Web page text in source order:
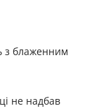
з блаженним
не надбав